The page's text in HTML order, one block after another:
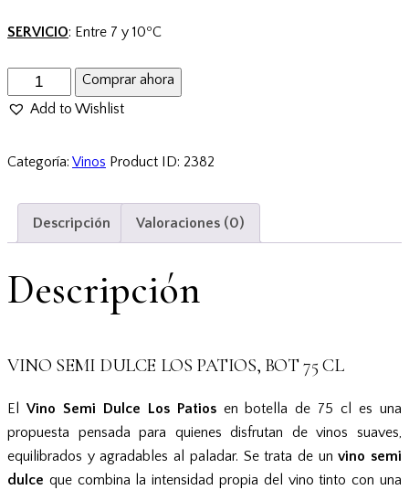
SERVICIO: Entre 7 y 10ºC
Add to Wishlist
Categoría: Vinos Product ID: 2382
Descripción Valoraciones (0)
Descripción
VINO SEMI DULCE LOS PATIOS, BOT 75 CL
El Vino Semi Dulce Los Patiosen botella de 75 cl es una
propuesta pensada para quienes disfrutan de vinos suaves,
equilibrados y agradables al paladar. Se trata de unvino semi
dulce que combina la intensidad propia del vino tinto con una